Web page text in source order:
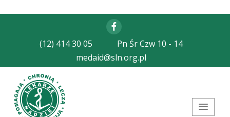
Facebook
(12) 414 30 05
Pn Śr Czw 10 - 14
medaid@sln.org.pl